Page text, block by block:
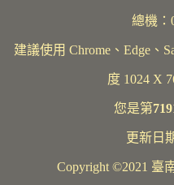
總機：
建議使用 Chrome、Edge、
度 1024 X
您是第
更新日
Copyright ©2021 臺